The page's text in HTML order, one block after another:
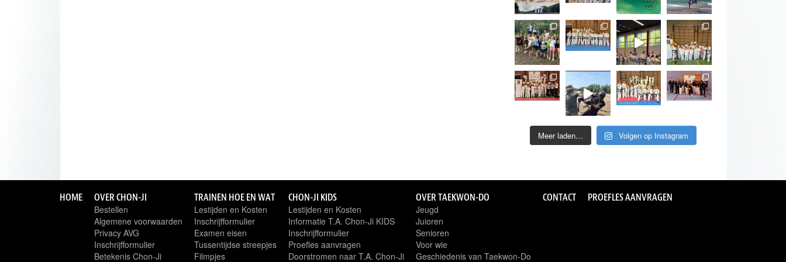
Meer laden… Volgen op Instagram
HOME OVER CHON-JI
Bestellen
Algemene voorwaarden
Privacy AVG
Inschrijfformulier
Betekenis Chon-Ji
TRAINEN HOE EN WAT
Lestijden en Kosten
Inschrijfformulier
Examen eisen
Tussentijdse streepjes
Filmpjes
CHON-JI KIDS
Lestijden en Kosten
Informatie T.A. Chon-Ji KIDS
Inschrijfformulier
Proefles aanvragen
Doorstromen naar T.A. Chon-Ji
OVER TAEKWON-DO
Jeugd
Juioren
Senioren
Voor wie
Geschiedenis van Taekwon-Do
CONTACT PROEFLES AANVRAGEN